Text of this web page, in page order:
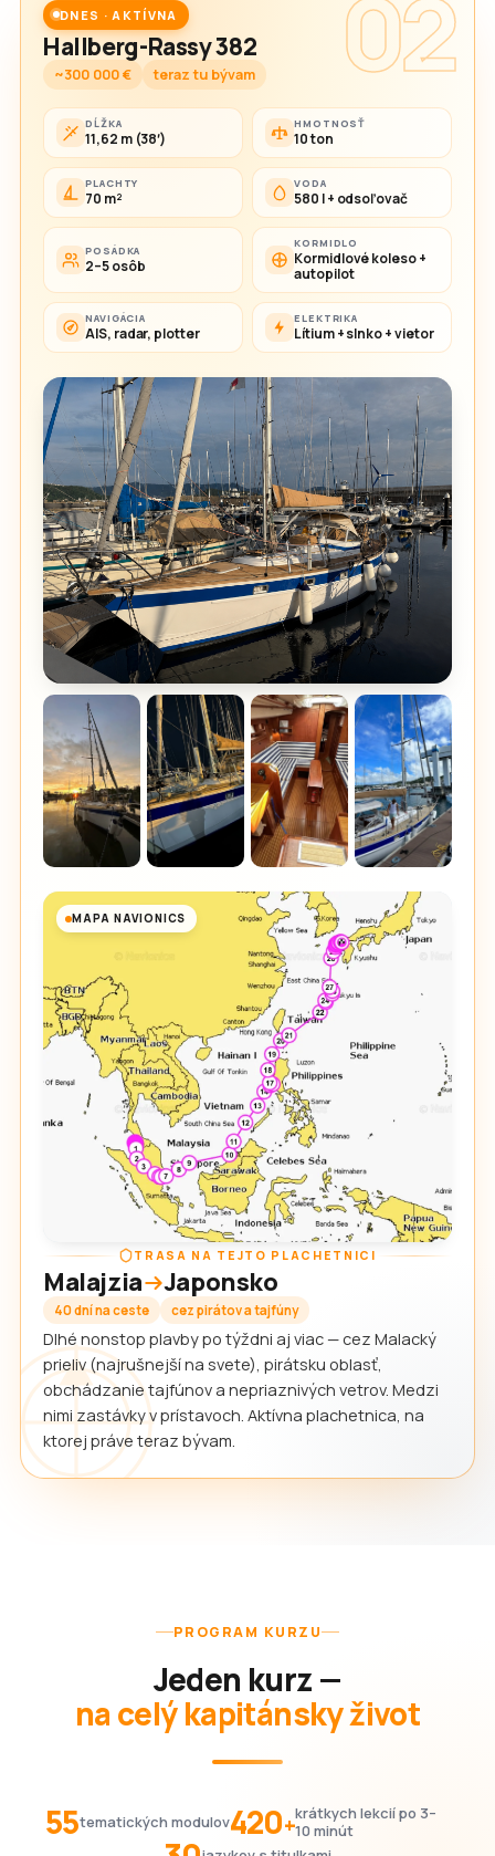
02
DNES · AKTÍVNA
Hallberg-Rassy 382
~300 000 € teraz tu bývam
DĹŽKA
11,62 m (38′)
HMOTNOSŤ
10 ton
PLACHTY
70 m²
VODA
580 l + odsoľovač
POSÁDKA
2–5 osôb
KORMIDLO
Kormidlové koleso +
autopilot
NAVIGÁCIA
AIS, radar, plotter
ELEKTRIKA
Lítium + slnko + vietor
MAPA NAVIONICS
TRASA NA TEJTO PLACHETNICI
Malajzia Japonsko
40 dní na ceste cez pirátov a tajfúny
Dlhé nonstop plavby po týždni aj viac — cez Malacký
prieliv (najrušnejší na svete), pirátsku oblasť,
obchádzanie tajfúnov a nepriaznivých vetrov. Medzi
nimi zastávky v prístavoch. Aktívna plachetnica, na
ktorej práve teraz bývam.
PROGRAM KURZU
Jeden kurz —
na celý kapitánsky život
55tematických modulov420+krátkych lekcií po 3–
10 minút